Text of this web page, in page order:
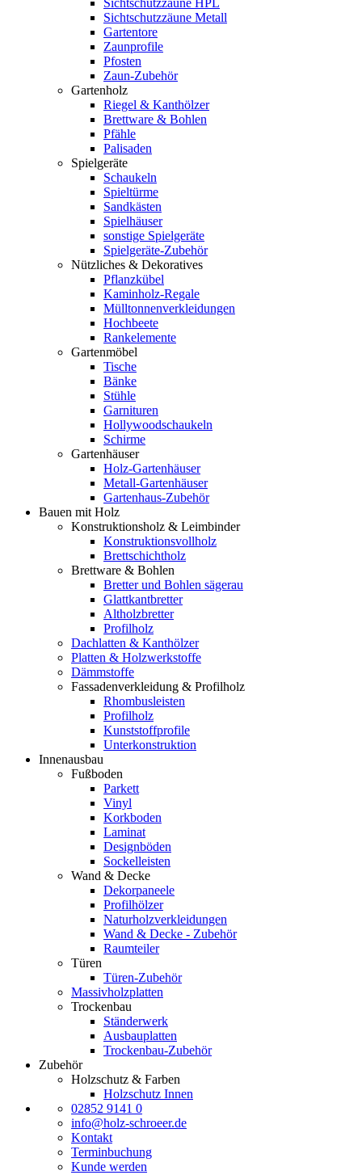
Sichtschutzzäune HPL
Sichtschutzzäune Metall
Gartentore
Zaunprofile
Pfosten
Zaun-Zubehör
Gartenholz
Riegel & Kanthölzer
Brettware & Bohlen
Pfähle
Palisaden
Spielgeräte
Schaukeln
Spieltürme
Sandkästen
Spielhäuser
sonstige Spielgeräte
Spielgeräte-Zubehör
Nützliches & Dekoratives
Pflanzkübel
Kaminholz-Regale
Mülltonnenverkleidungen
Hochbeete
Rankelemente
Gartenmöbel
Tische
Bänke
Stühle
Garnituren
Hollywoodschaukeln
Schirme
Gartenhäuser
Holz-Gartenhäuser
Metall-Gartenhäuser
Gartenhaus-Zubehör
Bauen mit Holz
Konstruktionsholz & Leimbinder
Konstruktionsvollholz
Brettschichtholz
Brettware & Bohlen
Bretter und Bohlen sägerau
Glattkantbretter
Altholzbretter
Profilholz
Dachlatten & Kanthölzer
Platten & Holzwerkstoffe
Dämmstoffe
Fassadenverkleidung & Profilholz
Rhombusleisten
Profilholz
Kunststoffprofile
Unterkonstruktion
Innenausbau
Fußboden
Parkett
Vinyl
Korkboden
Laminat
Designböden
Sockelleisten
Wand & Decke
Dekorpaneele
Profilhölzer
Naturholzverkleidungen
Wand & Decke - Zubehör
Raumteiler
Türen
Türen-Zubehör
Massivholzplatten
Trockenbau
Ständerwerk
Ausbauplatten
Trockenbau-Zubehör
Zubehör
Holzschutz & Farben
Holzschutz Innen
02852 9141 0
info@holz-schroeer.de
Kontakt
Terminbuchung
Kunde werden